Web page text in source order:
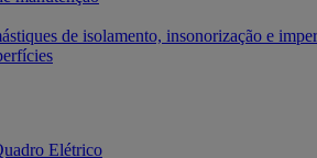
de isolamento, insonorização e
Elétrico